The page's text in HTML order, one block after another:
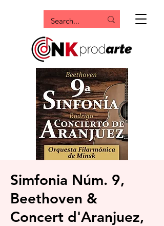
Simfonia Núm. 9,
Beethoven &
Concert d'Aranjuez,